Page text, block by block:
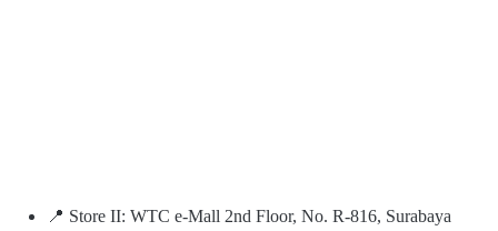
📍 Store II: WTC e-Mall 2nd Floor, No. R-816, Surabaya